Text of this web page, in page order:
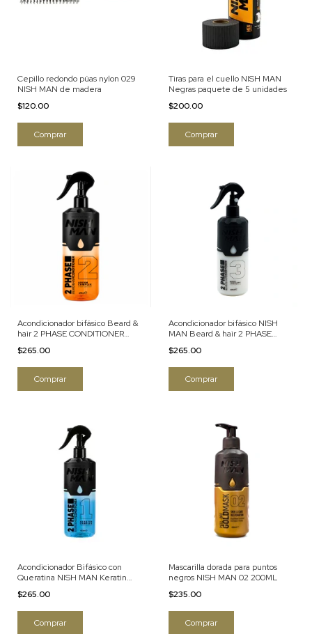
Cepillo redondo púas nylon 029
NISH MAN de madera
$120.00
Tiras para el cuello NISH MAN
Negras paquete de 5 unidades
$200.00
Acondicionador bifásico Beard &
hair 2 PHASE CONDITIONER
$265.00
Acondicionador bifásico NISH
MAN Beard & hair 2 PHASE
400ml
$265.00
Acondicionador Bifásico con
Queratina NISH MAN Keratin
complex 1 400ml
$265.00
Mascarilla dorada para puntos
negros NISH MAN 02 200ML
$235.00